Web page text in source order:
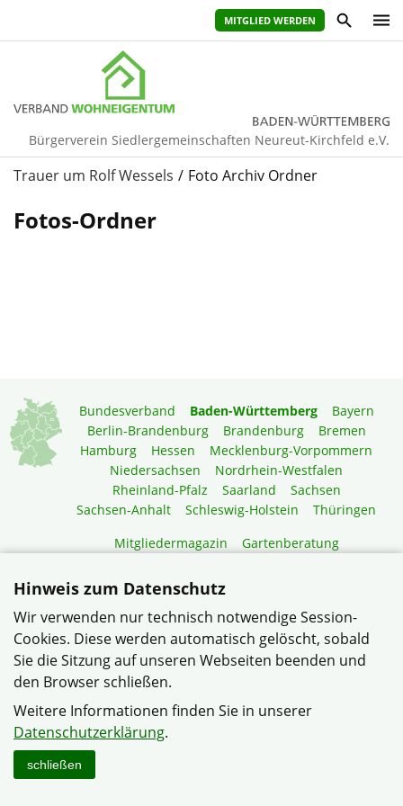
MITGLIED WERDEN
Bürgerverein Siedlergemeinschaften Neureut-Kirchfeld e.V.
Trauer um Rolf Wessels Foto Archiv Ordner
Fotos-Ordner
Bundesverband Baden-Württemberg
Bayern
Berlin-Brandenburg
Brandenburg
Bremen
Hamburg
Hessen
Mecklenburg-Vorpommern
Niedersachsen
Nordrhein-Westfalen
Rheinland-Pfalz
Saarland
Sachsen
Sachsen-Anhalt
Schleswig-Holstein
Thüringen
Mitgliedermagazin
Gartenberatung
© Bürgerverein Siedlergemeinschaften Neureut-Kirchfeld e.V.
im Verband Wohneigentum Baden-Württemberg e.V.
Datenschutzerklärung Impressum Sitemap
Hinweis zum Datenschutz
Wir verwenden nur technisch notwendige Session-
Cookies. Diese werden automatisch gelöscht, sobald
Sie die Sitzung auf unseren Webseiten beenden und
den Browser schließen.
Weitere Informationen finden Sie in unserer
Datenschutzerklärung.
schließen